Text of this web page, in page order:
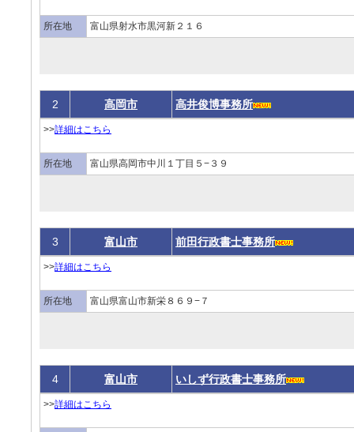
所在地 富山県射水市黒河新２１６
2 高岡市 高井俊博事務所
>>詳細はこちら
所在地 富山県高岡市中川１丁目５−３９
3 富山市 前田行政書士事務所
>>詳細はこちら
所在地 富山県富山市新栄８６９−７
4 富山市 いしず行政書士事務所
>>詳細はこちら